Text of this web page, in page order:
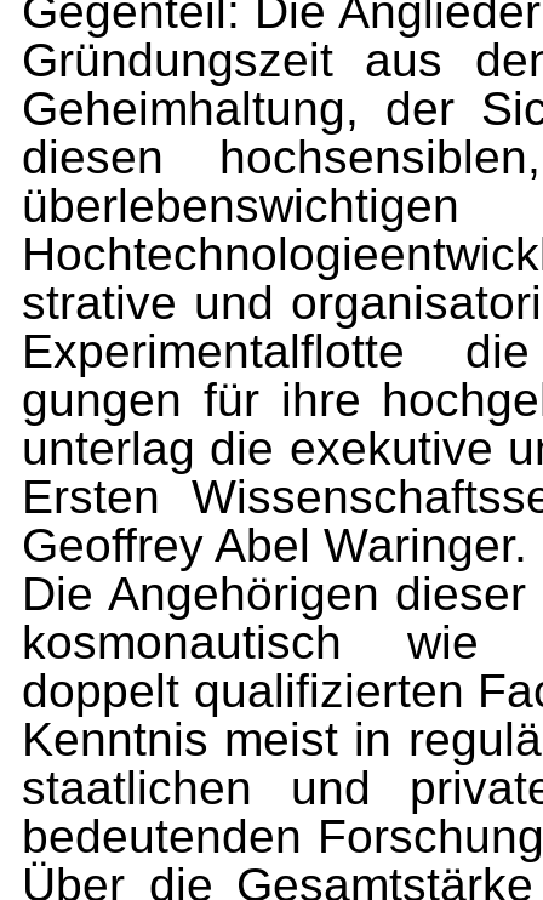
Gegenteil: Die
Gründungszeit aus
Geheimhaltung, der
diesen
strative und
Experimental­flotte
gungen für ihre
unterlag die exekutive
Ersten
Geoffrey Abel Waringer.
Die Angehörigen
kosmonautisch wie
doppelt qualifizierten
Kenntnis meist in
staatlichen und
bedeutenden
Über die